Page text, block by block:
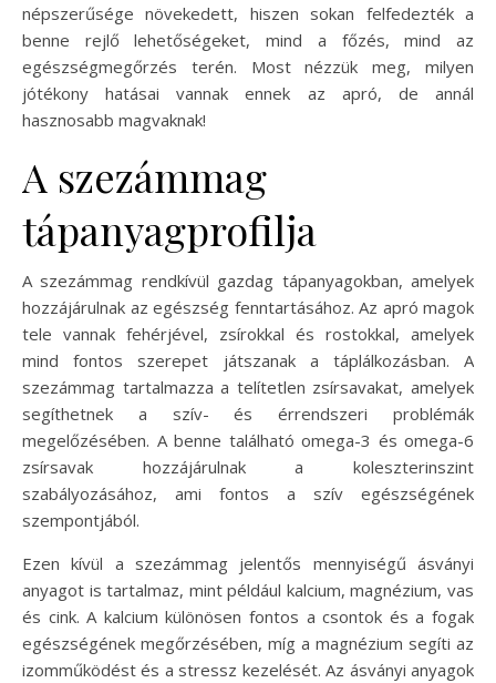
népszerűsége növekedett, hiszen sokan felfedezték a
benne rejlő lehetőségeket, mind a főzés, mind az
egészségmegőrzés terén. Most nézzük meg, milyen
jótékony hatásai vannak ennek az apró, de annál
hasznosabb magvaknak!
A szezámmag
tápanyagprofilja
A szezámmag rendkívül gazdag tápanyagokban, amelyek
hozzájárulnak az egészség fenntartásához. Az apró magok
tele vannak fehérjével, zsírokkal és rostokkal, amelyek
mind fontos szerepet játszanak a táplálkozásban. A
szezámmag tartalmazza a telítetlen zsírsavakat, amelyek
segíthetnek a szív- és érrendszeri problémák
megelőzésében. A benne található omega-3 és omega-6
zsírsavak hozzájárulnak a koleszterinszint
szabályozásához, ami fontos a szív egészségének
szempontjából.
Ezen kívül a szezámmag jelentős mennyiségű ásványi
anyagot is tartalmaz, mint például kalcium, magnézium, vas
és cink. A kalcium különösen fontos a csontok és a fogak
egészségének megőrzésében, míg a magnézium segíti az
izomműködést és a stressz kezelését. Az ásványi anyagok